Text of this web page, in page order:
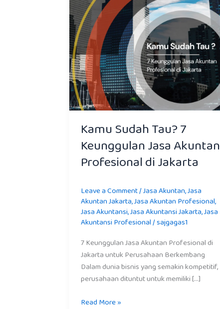
Kamu Sudah Tau? 7
Keunggulan Jasa Akuntan
Profesional di Jakarta
Leave a Comment/Jasa Akuntan,Jasa
Akuntan Jakarta,Jasa Akuntan Profesional,
Jasa Akuntansi,Jasa Akuntansi Jakarta,Jasa
Akuntansi Profesional/sajgagas1
7 Keunggulan Jasa Akuntan Profesional di
Jakarta untuk Perusahaan Berkembang
Dalam dunia bisnis yang semakin kompetitif,
perusahaan dituntut untuk memiliki […]
di
Jakarta
Read More »